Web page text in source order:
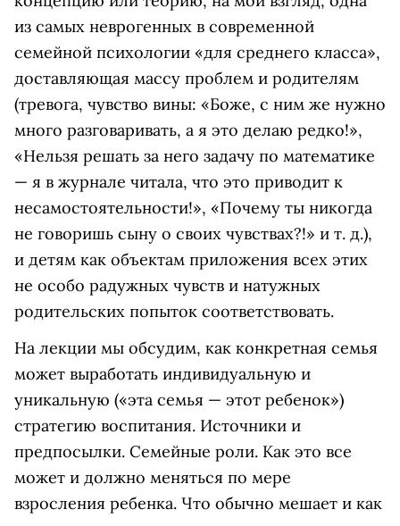
из самых неврогенных в современной
семейной психологии «для среднего класса»,
доставляющая массу проблем и родителям
(тревога, чувство вины: «Боже, с ним же нужно
много разговаривать, а я это делаю редко!»,
«Нельзя решать за него задачу по математике
— я в журнале читала, что это приводит к
несамостоятельности!», «Почему ты никогда
не говоришь сыну о своих чувствах?!» и т. д.),
и детям как объектам приложения всех этих
не особо радужных чувств и натужных
родительских попыток соответствовать.
На лекции мы обсудим, как конкретная семья
может выработать индивидуальную и
уникальную («эта семья — этот ребенок»)
стратегию воспитания. Источники и
предпосылки. Семейные роли. Как это все
может и должно меняться по мере
взросления ребенка. Что обычно мешает и как